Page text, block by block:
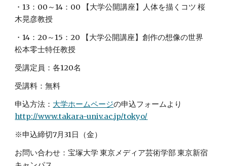
・13：00～14：00 【大学公開講座】人体を描くコツ 桜
木晃彦教授
・14：20～15：20 【大学公開講座】創作の想像の世界
松本零士特任教授
受講定員：各120名
受講料：無料
申込方法： 大学ホームページ
http://www.takara-univ.ac.jp/tokyo/
※申込締切7月31日（金）
お問い合わせ：宝塚大学 東京メディア芸術学部 東京新宿